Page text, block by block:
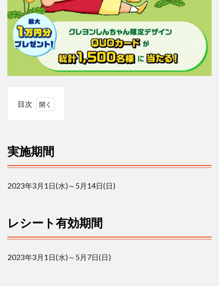
目次
期
間
レ
シ
有
効
期
実施期間
2023年3 月 1 日(水) ～ 5 月 14日(日)
レシート有効期間
2023年3 月 1 日(水) ～ 5 月 7日(日)